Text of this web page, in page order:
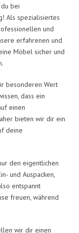
bei
Als spezialisiertes
und
erfahrenen und
Möbel sicher und
besonderen Wert
dass ein
einen
bieten wir dir ein
deine
den eigentlichen
und Auspacken,
entspannt
freuen, während
wir dir einen